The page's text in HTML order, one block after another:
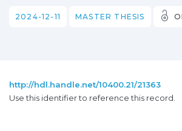
2024-12-11 MASTER THESIS
http://hdl.handle.net/10400.21/21363
Use this identifier to reference this record.